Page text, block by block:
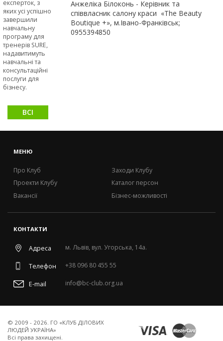
сприятимуть
МСБ
ставати
сталими та
стійкими
експерток, з
яких усі успішно
завершили
навчальну
програму для
тренерів SURE,
надавитимуть
навчальні та
консультаційні
послуги для
бізнесу.
ВСІ
Анжеліка Білоконь - Керівник та
співвласник салону краси «The Beauty
Boutique +», м.Івано-Франківськ;
0955394850
МЕНЮ
Про Клуб
Проекти Клубу
Вакансії
Заходи Клубу
Каталог персон
Бізнес-можливості
КОНТАКТИ
Адреса м. Львів, вул. Угорська, 14а.
Телефон +38 096 80 455 55
E-mail info@bc-club.org.ua
© 2009 - 2026. ГО «КЛУБ ДІЛОВИХ
ЛЮДЕЙ УКРАЇНА»
Всi права захищенi.